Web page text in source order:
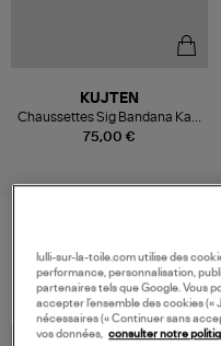
75,00 €
KUJTEN
Chaussettes Sig Bandana Kaki
Chiné
VOS DERNIERS
lulli-sur-la-toile.com utilise des
performance, personnalisation,
partenaires tels que Google. Vous
accepter l’ensemble des cookies
nécessaires (« Continuer sans
vos données,
consulter notre